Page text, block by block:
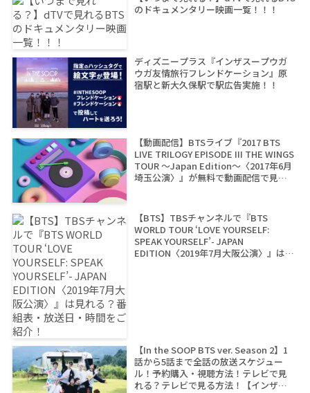
のドキュメンタリー映画一覧！！！
ディズニープラス『インザスープウガ
ウガ友情旅行フレンドケーション』原
宿駅と新大久保駅で駅広告実施！！
【動画配信】BTSライブ『2017 BTS
LIVE TRILOGY EPISODE III THE WINGS
TOUR ～Japan Edition～〈2017年6月
埼玉公演〉』が無料で動画配信で見れ
【BTS】TBSチャンネルで『BTS
WORLD TOUR ‘LOVE YOURSELF:
SPEAK YOURSELF’- JAPAN
EDITION〈2019年7月大阪公演〉』は見
【In the SOOP BTS ver. Season 2】1
話から5話まで全話の放送スケジュー
ル！予約購入・視聴方法！テレビで見
れる？テレビで見る方法！【インザス